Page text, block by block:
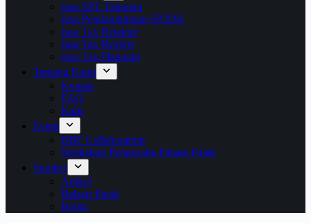
Jasa SPT Tahunan
Jasa Pendampingan SP2DK
Jasa Tax Retainer
Jasa Tax Review
Jasa Tax Planning
Tentang Kami
Kontak
FAQ
Karir
Event
BBF Collaboration
Workshop Pengusaha Paham Pajak
Sumber
Artikel
Belajar Pajak
Berita